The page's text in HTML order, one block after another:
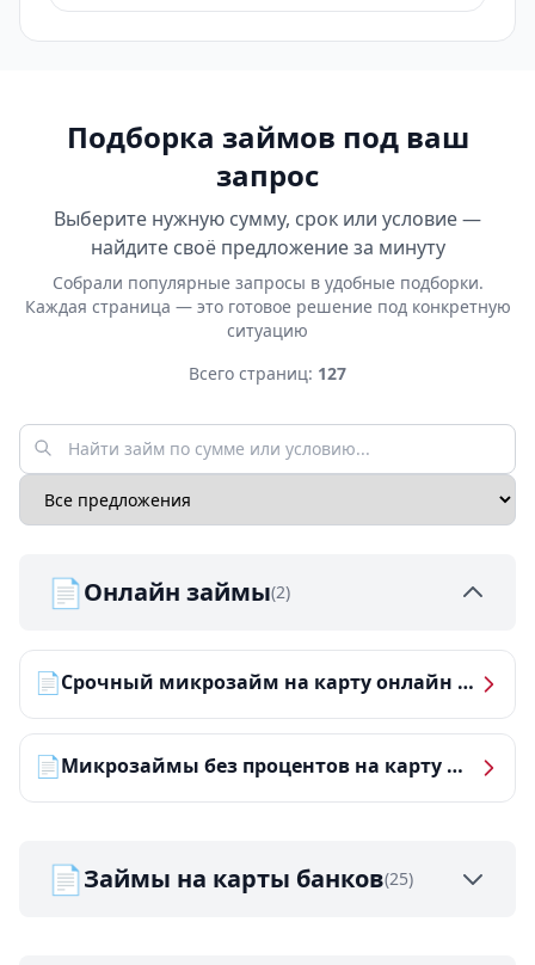
Подборка займов под ваш
запрос
Выберите нужную сумму, срок или условие —
найдите своё предложение за минуту
Собрали популярные запросы в удобные подборки.
Каждая страница — это готовое решение под конкретную
ситуацию
Всего страниц: 127
📄Онлайн займы(2)
📄 Срочный микрозайм на карту онлайн — получить деньги за 5 минут
📄 Микрозаймы без процентов на карту — ТОП-10 за 2026 год
📄Займы на карты банков(25)